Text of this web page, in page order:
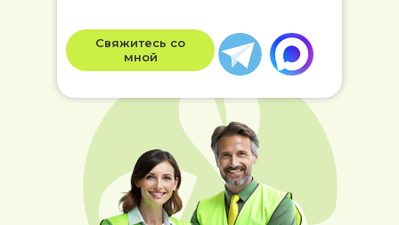
Свяжитесь со
мной